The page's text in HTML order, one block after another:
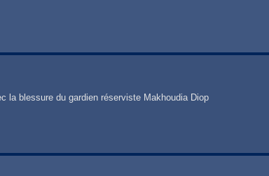
la blessure du gardien réserviste Makhoudia Diop